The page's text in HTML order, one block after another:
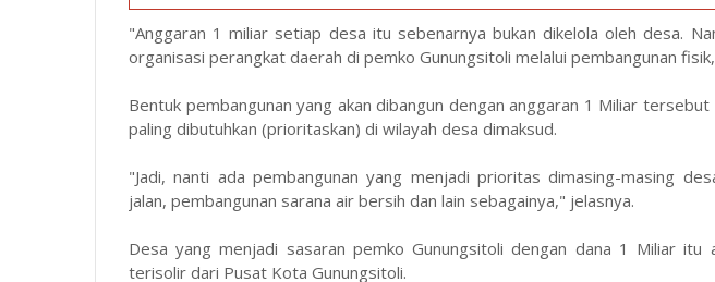
"Anggaran 1 miliar setiap desa itu sebenarnya bukan dikelola oleh desa.
organisasi perangkat daerah di pemko Gunungsitoli melalui pembangunan
Bentuk pembangunan yang akan dibangun dengan anggaran 1 Miliar
paling dibutuhkan (prioritaskan) di wilayah desa dimaksud.
"Jadi, nanti ada pembangunan yang menjadi prioritas dimasing-masing
jalan, pembangunan sarana air bersih dan lain sebagainya," jelasnya.
Desa yang menjadi sasaran pemko Gunungsitoli dengan dana 1 Miliar itu
terisolir dari Pusat Kota Gunungsitoli.